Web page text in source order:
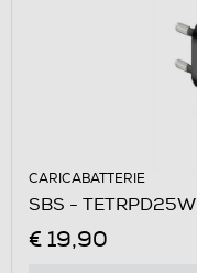
CARICABATTERIE
SBS - TETRPD25W
€ 19,90